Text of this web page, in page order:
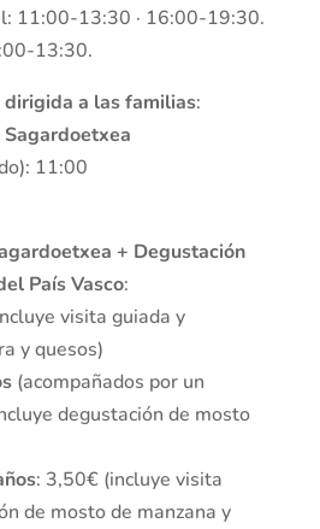
11:00-13:30 · 16:00-19:30.
13:30.
a las familias:
Sagardoetxea
11:00
+ Degustación
País Vasco:
visita guiada y
y quesos)
(acompañados por un
degustación de mosto
: 3,50€ (incluye visita
de mosto de manzana y